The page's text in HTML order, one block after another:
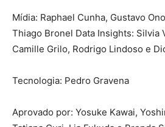
Mídia: Raphael Cunha, Gustavo
Thiago Bronel Data Insights: Silvia
Camille Grilo, Rodrigo Lindoso e
Tecnologia: Pedro Gravena
Aprovado por: Yosuke Kawai,